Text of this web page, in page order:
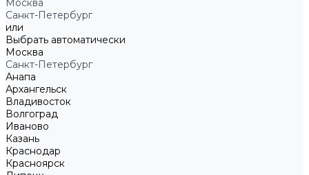
Москва
Санкт-Петербург
или
Выбрать автоматически
Москва
Санкт-Петербург
Анапа
Архангельск
Владивосток
Волгоград
Иваново
Казань
Краснодар
Красноярск